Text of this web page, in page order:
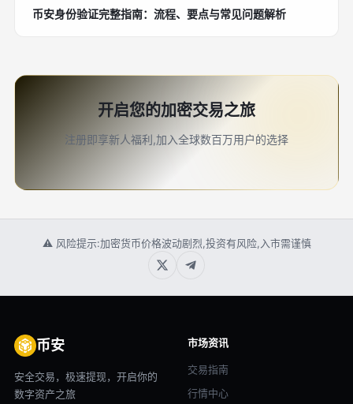
币安身份验证完整指南：流程、要点与常见问题解析
开启您的加密交易之旅
注册即享新人福利,加入全球数百万用户的选择
⚠ 风险提示:加密货币价格波动剧烈,投资有风险,入市需谨慎
币安
安全交易，极速提现，开启你的
数字资产之旅
市场资讯
交易指南
行情中心